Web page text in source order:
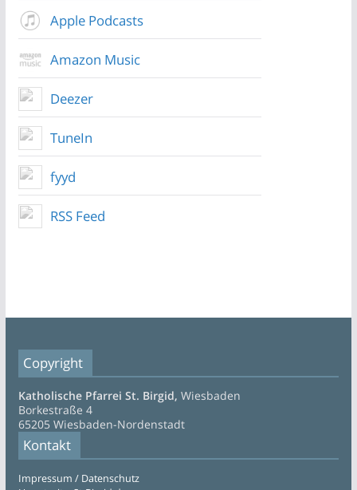
Apple Podcasts
Amazon Music
Deezer
TuneIn
fyyd
RSS Feed
Copyright
Katholische Pfarrei St. Birgid, Wiesbaden
Borkestraße 4
65205 Wiesbaden-Nordenstadt
Kontakt
Impressum / Datenschutz